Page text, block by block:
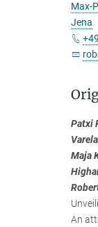
Max-
Jena
Patxi
Maja
An